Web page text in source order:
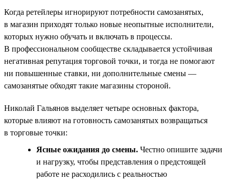
Когда ретейлеры игнорируют потребности самозанятых,
в магазин приходят только новые неопытные исполнители,
которых нужно обучать и включать в процессы.
В профессиональном сообществе складывается устойчивая
негативная репутация торговой точки, и тогда не помогают
ни повышенные ставки, ни дополнительные смены —
самозанятые обходят такие магазины стороной.
Николай Гальянов выделяет четыре основных фактора,
которые влияют на готовность самозанятых возвращаться
в торговые точки:
Ясные ожидания до смены. Честно опишите задачи
и нагрузку, чтобы представления о предстоящей
работе не расходились с реальностью